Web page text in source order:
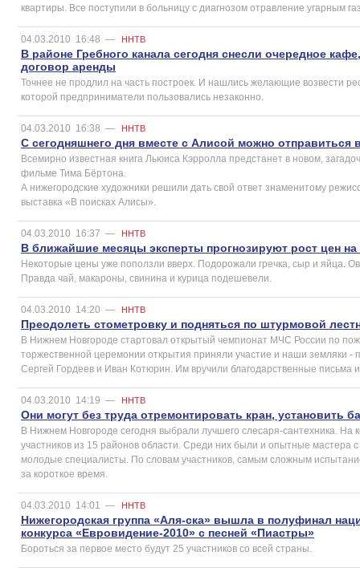
квартиры. Все поступили в больницу с диагнозом отравление угарным
04.03.2010 16:48 — ННТВ
В районе Гребного канала сегодня снесли очередное
договор аренды
Точнее не продлил на часть построек. И нашлись желающие возвести
которой предприниматели пользовались незаконно.
04.03.2010 16:38 — ННТВ
С сегодняшнего дня вместе с Алисой можно отправиться
Всемирно известная книга Льюиса Кэрролла предстанет в новом,
фильме Тима Бёртона.
А нижегородские художники решили дать свой ответ знаменитому
выставка «В поисках Алисы».
04.03.2010 16:37 — ННТВ
В ближайшие месяцы эксперты прогнозируют рост цен на
Некоторые цены уже поползли вверх. Подорожали гречка, сыр и яйца.
Правда чай, макароны, свинина и курица подешевели.
04.03.2010 14:20 — ННТВ
Преодолеть стометровку и подняться по штурмовой
В Нижнем Новгороде стартовал открытый чемпионат МЧС России по
торжественной церемонии открытия приняли участие и наши земляки -
Сергей Гордеев и Иван Котюрин. Им вручили благодарственные письма
04.03.2010 14:19 — ННТВ
Они могут без труда отремонтировать кран, установить
В Нижнем Новгороде сегодня выбрали лучшего слесаря-сантехника. На
участников из 15 районов области. Среди них были и опытные мастера
молодые специалисты. По словам участников, самым сложным
за короткое время.
04.03.2010 14:01 — ННТВ
Нижегородская группа «Аля-ска» вышла в полуфинал
конкурса «Евровидение-2010» с песней «Пиастры»
Бороться за первое место будут 25 участников со всей страны.